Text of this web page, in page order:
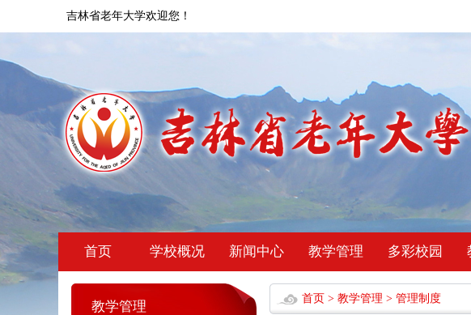
吉林省老年大学欢迎您！
首页 学校概况 新闻中心 教学管理 多彩校园
教学管理
首页 > 教学管理 > 管理制度